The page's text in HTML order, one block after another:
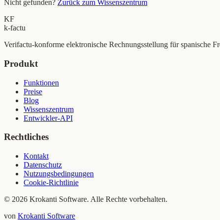
Nicht gefunden? Zurück zum Wissenszentrum
KF
k-factu
Verifactu-konforme elektronische Rechnungsstellung für spanische
Produkt
Funktionen
Preise
Blog
Wissenszentrum
Entwickler-API
Rechtliches
Kontakt
Datenschutz
Nutzungsbedingungen
Cookie-Richtlinie
© 2026 Krokanti Software. Alle Rechte vorbehalten.
von Krokanti Software